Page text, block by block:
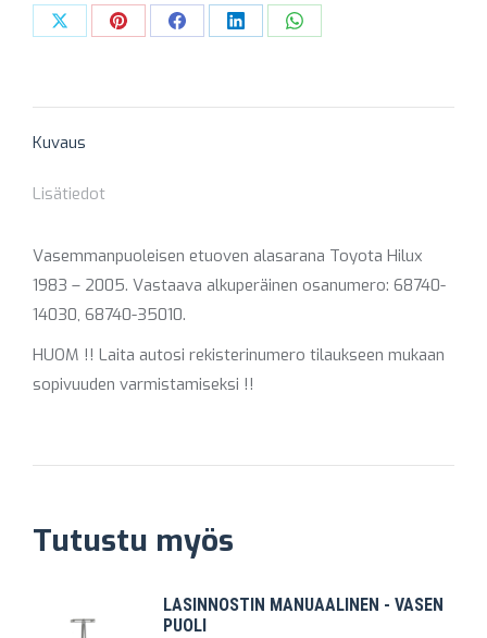
Share Share Share Share Share
Kuvaus
Lisätiedot
Vasemmanpuoleisen etuoven alasarana Toyota Hilux
1983 – 2005. Vastaava alkuperäinen osanumero: 68740-
14030, 68740-35010.
HUOM !! Laita autosi rekisterinumero tilaukseen mukaan
sopivuuden varmistamiseksi !!
Tutustu myös
LASINNOSTIN MANUAALINEN - VASEN
PUOLI